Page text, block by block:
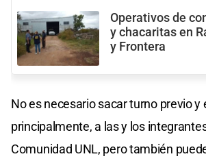
Operativos de
y chacaritas en
y Frontera
No es necesario sacar turno previo y
principalmente, a las y los
Comunidad UNL, pero también